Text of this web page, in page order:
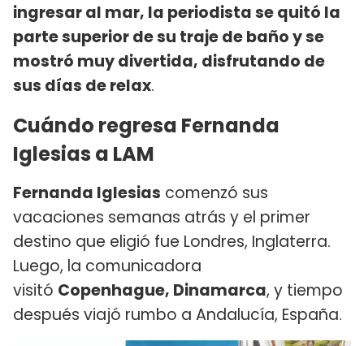
ingresar al mar, la periodista se quitó la
parte superior de su traje de baño y se
mostró muy divertida, disfrutando de
sus días de relax.
Cuándo regresa Fernanda
Iglesias a LAM
Fernanda Iglesias comenzó sus
vacaciones semanas atrás y el primer
destino que eligió fue Londres, Inglaterra.
Luego, la comunicadora
visitó Copenhague, Dinamarca, y tiempo
después viajó rumbo a Andalucía, España.